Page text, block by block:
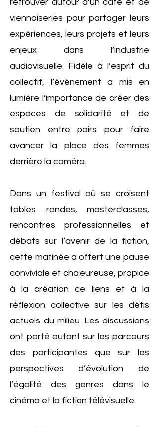
retrouver autour d’un café et de
viennoiseries pour partager leurs
expériences, leurs projets et leurs
enjeux dans l’industrie
audiovisuelle. Fidèle à l’esprit du
collectif, l’événement a mis en
lumière l’importance de créer des
espaces de solidarité et de
soutien entre pairs pour faire
avancer la place des femmes
derrière la caméra.
Dans un festival où se croisent
tables rondes, masterclasses,
rencontres professionnelles et
débats sur l’avenir de la fiction,
cette matinée a offert une pause
conviviale et chaleureuse, propice
à la création de liens et à la
réflexion collective sur les défis
actuels du milieu. Les discussions
ont porté autant sur les parcours
des participantes que sur les
perspectives d’évolution de
l’égalité des genres dans le
cinéma et la fiction télévisuelle.